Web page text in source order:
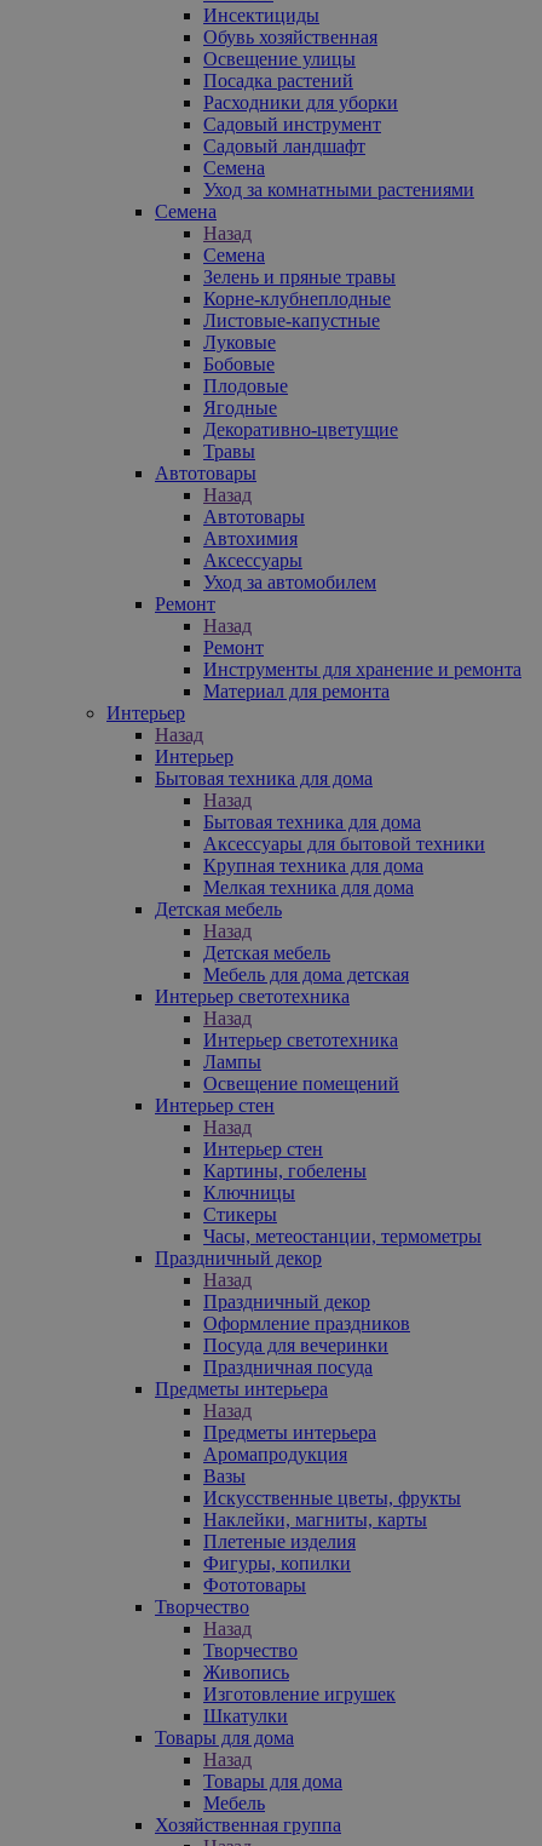
Инсектициды
Обувь хозяйственная
Освещение улицы
Посадка растений
Расходники для уборки
Садовый инструмент
Садовый ландшафт
Семена
Уход за комнатными растениями
Семена
Назад
Семена
Зелень и пряные травы
Корне-клубнеплодные
Листовые-капустные
Луковые
Бобовые
Плодовые
Ягодные
Декоративно-цветущие
Травы
Автотовары
Назад
Автотовары
Автохимия
Аксессуары
Уход за автомобилем
Ремонт
Назад
Ремонт
Инструменты для хранение и ремонта
Материал для ремонта
Интерьер
Назад
Интерьер
Бытовая техника для дома
Назад
Бытовая техника для дома
Аксессуары для бытовой техники
Крупная техника для дома
Мелкая техника для дома
Детская мебель
Назад
Детская мебель
Мебель для дома детская
Интерьер светотехника
Назад
Интерьер светотехника
Лампы
Освещение помещений
Интерьер стен
Назад
Интерьер стен
Картины, гобелены
Ключницы
Стикеры
Часы, метеостанции, термометры
Праздничный декор
Назад
Праздничный декор
Оформление праздников
Посуда для вечеринки
Праздничная посуда
Предметы интерьера
Назад
Предметы интерьера
Аромапродукция
Вазы
Искусственные цветы, фрукты
Наклейки, магниты, карты
Плетеные изделия
Фигуры, копилки
Фототовары
Творчество
Назад
Творчество
Живопись
Изготовление игрушек
Шкатулки
Товары для дома
Назад
Товары для дома
Мебель
Хозяйственная группа